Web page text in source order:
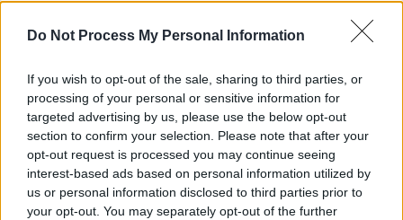
Do Not Process My Personal Information
If you wish to opt-out of the sale, sharing to third parties, or
processing of your personal or sensitive information for
targeted advertising by us, please use the below opt-out
section to confirm your selection. Please note that after your
opt-out request is processed you may continue seeing
interest-based ads based on personal information utilized by
us or personal information disclosed to third parties prior to
your opt-out. You may separately opt-out of the further
Σύμφωνα με ανακοίνωση της αμερικανικής
κυβέρνησης που περιγράφει λεπτομερώς τις
κυρώσεις εναντίον του και άλλων
αξιωματούχων ως αντίδραση στην
καταστολή,ο Λαριτζάνι βρισκόταν στην
πρώτη γραμμή των προσπαθειών για την
καταστολή της σειράς διαδηλώσεων που
έπληξαν το Ιράν τον Ιανουάριο.